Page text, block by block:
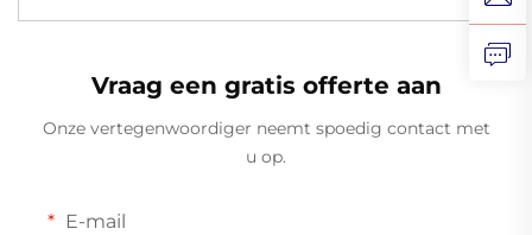
Vraag een gratis offerte aan
Onze vertegenwoordiger neemt spoedig contact met
u op.
E-mail